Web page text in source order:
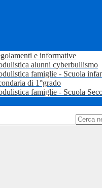
e informative
alunni cyberbullismo
famiglie - Scuola
di 1°grado
famiglie - Scuola